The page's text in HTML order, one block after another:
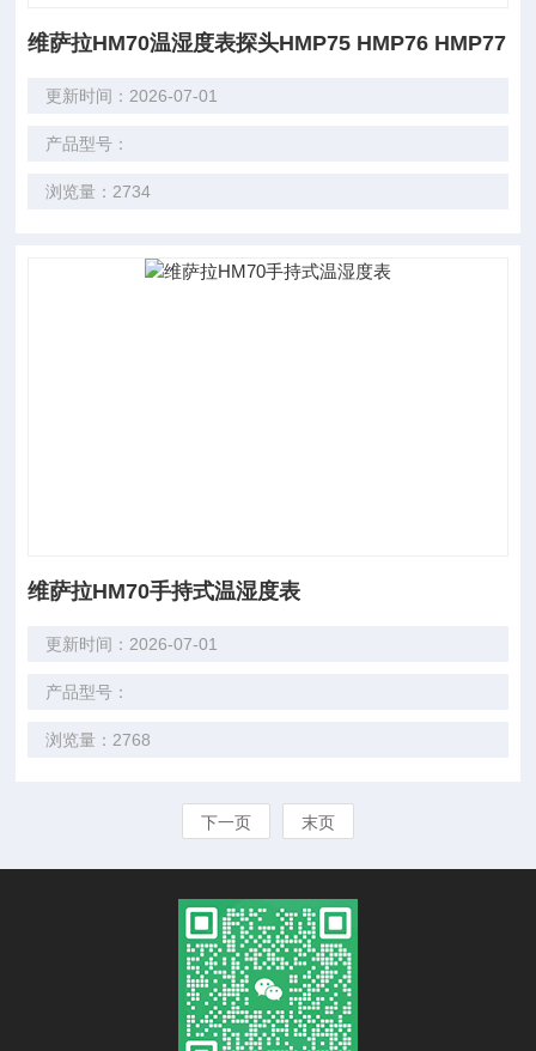
维萨拉HM70温湿度表探头HMP75 HMP76 HMP77
更新时间：2026-07-01
产品型号：
浏览量：2734
维萨拉HM70手持式温湿度表
更新时间：2026-07-01
产品型号：
浏览量：2768
下一页 末页